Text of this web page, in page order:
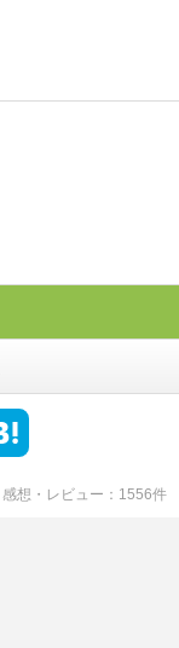
感想・レビュー 1556件